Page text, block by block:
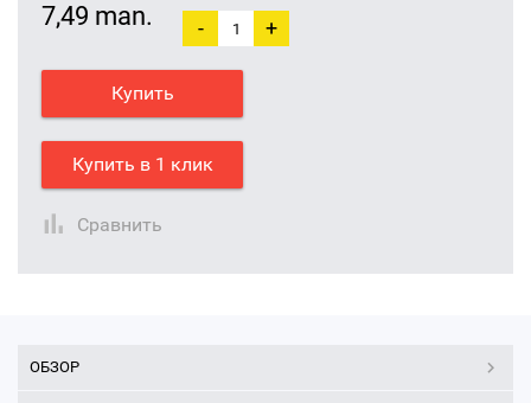
7,49 man. - +
Купить
Купить в 1 клик
Сравнить
ОБЗОР